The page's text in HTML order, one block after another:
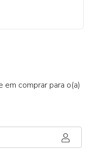
comprar para o(a)